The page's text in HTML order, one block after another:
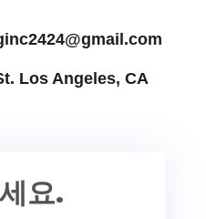
요.
Los Angeles, CA